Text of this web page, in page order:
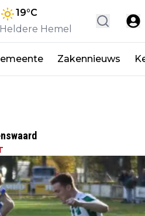
19°C
Heldere Hemel
Zakennieuws